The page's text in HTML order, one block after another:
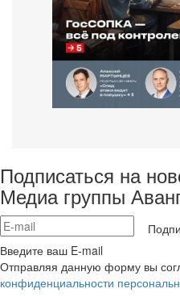
Подписаться на
Медиа группы
Введите ваш E-mail
Отправляя данную форму вы
конфиденциальности